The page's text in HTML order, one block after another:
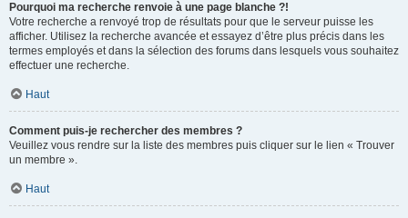
Pourquoi ma recherche renvoie à une page blanche ?!
Votre recherche a renvoyé trop de résultats pour que le serveur puisse les
afficher. Utilisez la recherche avancée et essayez d’être plus précis dans les
termes employés et dans la sélection des forums dans lesquels vous souhaitez
effectuer une recherche.
Haut
Comment puis-je rechercher des membres ?
Veuillez vous rendre sur la liste des membres puis cliquer sur le lien « Trouver
un membre ».
Haut